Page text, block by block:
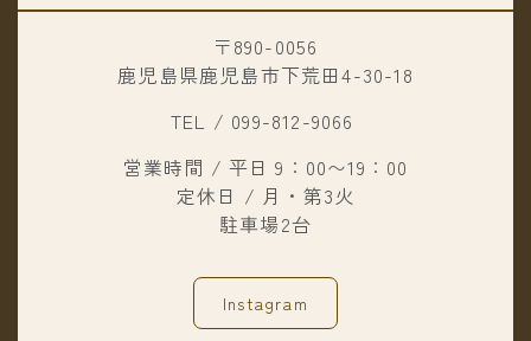
〒890-0056
鹿児島県鹿児島市下荒田4-30-18
TEL / 099-812-9066
営業時間 / 平日 9：00〜19：00
定休日 / 月・第3火
駐車場2台
Instagram